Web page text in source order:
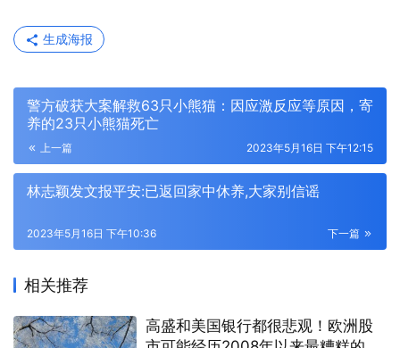
生成海报
警方破获大案解救63只小熊猫：因应激反应等原因，寄
养的23只小熊猫死亡
上一篇 2023年5月16日 下午12:15
林志颖发文报平安:已返回家中休养,大家别信谣
下一篇
2023年5月16日 下午10:36
相关推荐
高盛和美国银行都很悲观！欧洲股